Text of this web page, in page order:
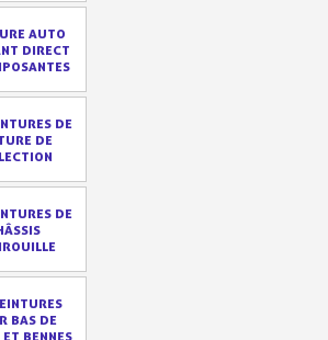
à la newsletter : 5€ de réduction
sous 24 h en France Métropolitaine
France métropolitaine pour 250€ d'achats
en 4x sans frais dès 30€ d'achats
en ligne en moins d'1 minute
créations et obtenez des bons d'achat
AUTO
DIRECT
DE
DE
DE
BAS DE
ET BENNES